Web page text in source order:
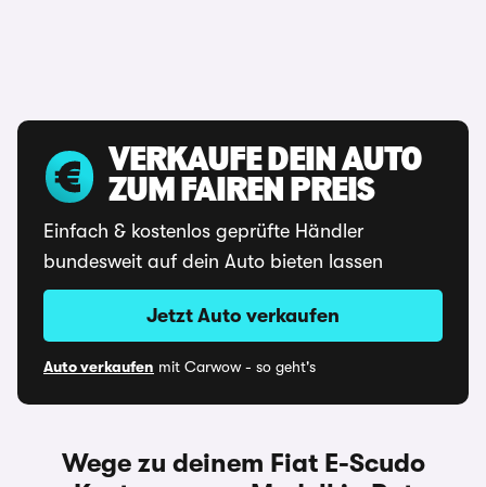
VERKAUFE DEIN AUTO
ZUM FAIREN PREIS
Einfach & kostenlos geprüfte Händler
bundesweit auf dein Auto bieten lassen
Jetzt Auto verkaufen
Auto verkaufen mit Carwow - so geht's
Wege zu deinem Fiat E-Scudo